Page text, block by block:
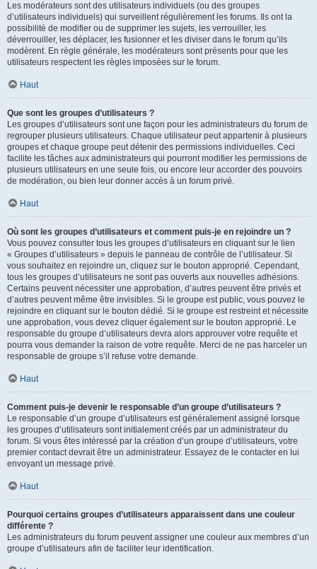
Les modérateurs sont des utilisateurs individuels (ou des groupes
d’utilisateurs individuels) qui surveillent régulièrement les forums. Ils ont la
possibilité de modifier ou de supprimer les sujets, les verrouiller, les
déverrouiller, les déplacer, les fusionner et les diviser dans le forum qu’ils
modèrent. En règle générale, les modérateurs sont présents pour que les
utilisateurs respectent les règles imposées sur le forum.
Haut
Que sont les groupes d’utilisateurs ?
Les groupes d’utilisateurs sont une façon pour les administrateurs du forum de
regrouper plusieurs utilisateurs. Chaque utilisateur peut appartenir à plusieurs
groupes et chaque groupe peut détenir des permissions individuelles. Ceci
facilite les tâches aux administrateurs qui pourront modifier les permissions de
plusieurs utilisateurs en une seule fois, ou encore leur accorder des pouvoirs
de modération, ou bien leur donner accès à un forum privé.
Haut
Où sont les groupes d’utilisateurs et comment puis-je en rejoindre un ?
Vous pouvez consulter tous les groupes d’utilisateurs en cliquant sur le lien
« Groupes d’utilisateurs » depuis le panneau de contrôle de l’utilisateur. Si
vous souhaitez en rejoindre un, cliquez sur le bouton approprié. Cependant,
tous les groupes d’utilisateurs ne sont pas ouverts aux nouvelles adhésions.
Certains peuvent nécessiter une approbation, d’autres peuvent être privés et
d’autres peuvent même être invisibles. Si le groupe est public, vous pouvez le
rejoindre en cliquant sur le bouton dédié. Si le groupe est restreint et nécessite
une approbation, vous devez cliquer également sur le bouton approprié. Le
responsable du groupe d’utilisateurs devra alors approuver votre requête et
pourra vous demander la raison de votre requête. Merci de ne pas harceler un
responsable de groupe s’il refuse votre demande.
Haut
Comment puis-je devenir le responsable d’un groupe d’utilisateurs ?
Le responsable d’un groupe d’utilisateurs est généralement assigné lorsque
les groupes d’utilisateurs sont initialement créés par un administrateur du
forum. Si vous êtes intéressé par la création d’un groupe d’utilisateurs, votre
premier contact devrait être un administrateur. Essayez de le contacter en lui
envoyant un message privé.
Haut
Pourquoi certains groupes d’utilisateurs apparaissent dans une couleur
différente ?
Les administrateurs du forum peuvent assigner une couleur aux membres d’un
groupe d’utilisateurs afin de faciliter leur identification.